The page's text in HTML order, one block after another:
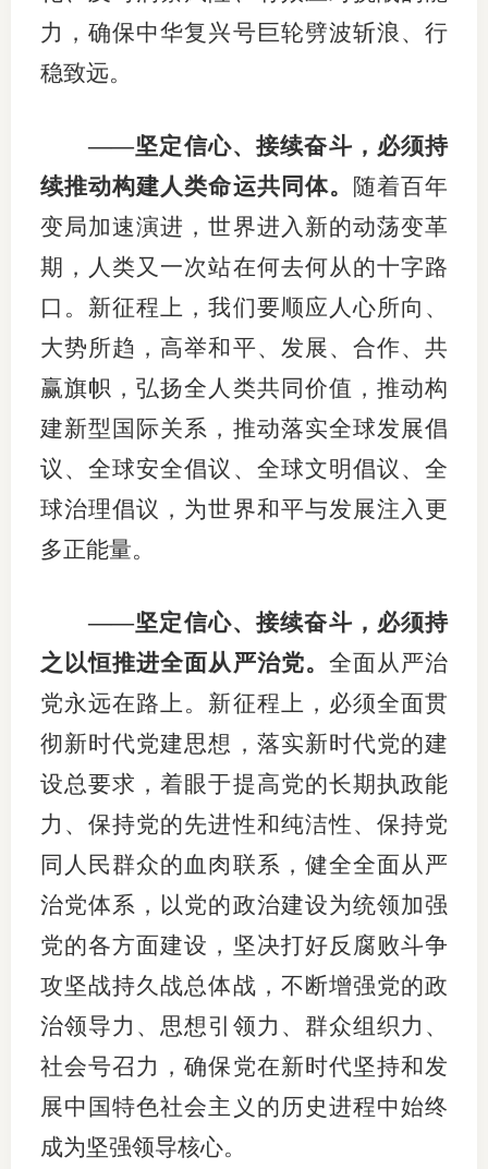
力，确保中华复兴号巨轮劈波斩浪、行
稳致远。
——坚定信心、接续奋斗，必须持
续推动构建人类命运共同体。 随着百年
变局加速演进，世界进入新的动荡变革
期，人类又一次站在何去何从的十字路
口。新征程上，我们要顺应人心所向、
大势所趋，高举和平、发展、合作、共
赢旗帜，弘扬全人类共同价值，推动构
建新型国际关系，推动落实全球发展倡
议、全球安全倡议、全球文明倡议、全
球治理倡议，为世界和平与发展注入更
多正能量。
——坚定信心、接续奋斗，必须持
之以恒推进全面从严治党。 全面从严治
党永远在路上。新征程上，必须全面贯
彻新时代党建思想，落实新时代党的建
设总要求，着眼于提高党的长期执政能
力、保持党的先进性和纯洁性、保持党
同人民群众的血肉联系，健全全面从严
治党体系，以党的政治建设为统领加强
党的各方面建设，坚决打好反腐败斗争
攻坚战持久战总体战，不断增强党的政
治领导力、思想引领力、群众组织力、
社会号召力，确保党在新时代坚持和发
展中国特色社会主义的历史进程中始终
成为坚强领导核心。